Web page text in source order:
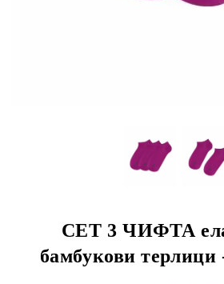
СЕТ 3 ЧИФТА
бамбукови